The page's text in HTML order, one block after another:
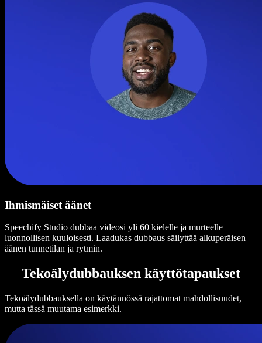
Ihmismäiset äänet
Speechify Studio dubbaa videosi yli 60 kielelle ja murteelle
luonnollisen kuuloisesti. Laadukas dubbaus säilyttää alkuperäisen
äänen tunnetilan ja rytmin.
Tekoälydubbauksen käyttötapaukset
Tekoälydubbauksella on käytännössä rajattomat mahdollisuudet,
mutta tässä muutama esimerkki.